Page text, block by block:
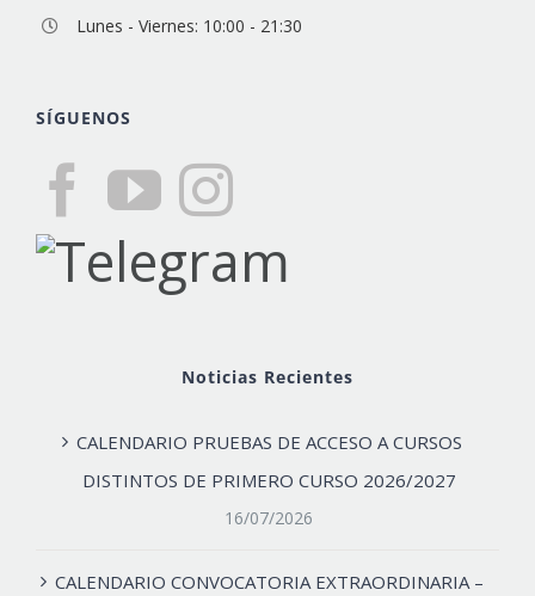
Lunes - Viernes: 10:00 - 21:30
SÍGUENOS
Noticias Recientes
CALENDARIO PRUEBAS DE ACCESO A CURSOS
DISTINTOS DE PRIMERO CURSO 2026/2027
16/07/2026
CALENDARIO CONVOCATORIA EXTRAORDINARIA –